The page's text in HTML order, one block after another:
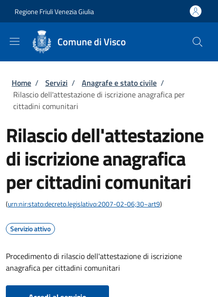
Regione Friuli Venezia Giulia
Comune di Visco
Briciole di pane
Home / Servizi / Anagrafe e stato civile /
Rilascio dell'attestazione di iscrizione anagrafica per
cittadini comunitari
Rilascio dell'attestazione
di iscrizione anagrafica
per cittadini comunitari
(urn:nir:stato:decreto.legislativo:2007-02-06;30~art9)
Servizio attivo
Procedimento di rilascio dell'attestazione di iscrizione
anagrafica per cittadini comunitari